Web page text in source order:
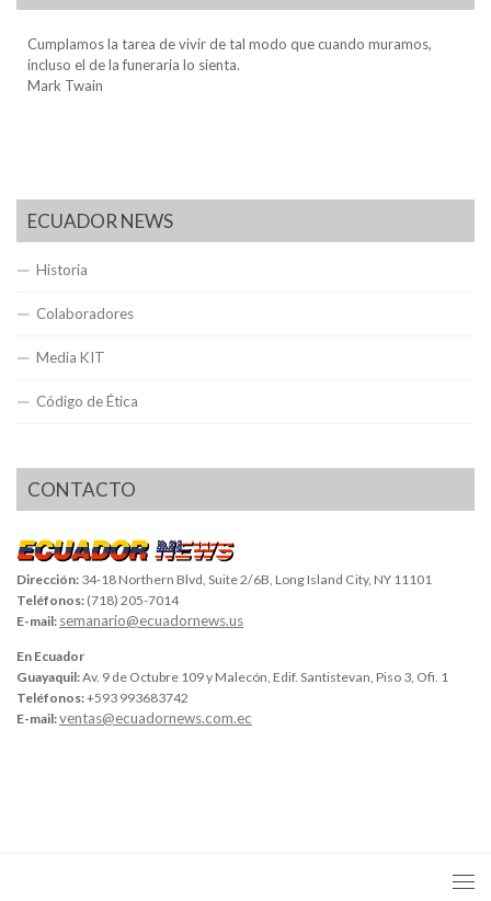
Cumplamos la tarea de vivir de tal modo que cuando muramos,
incluso el de la funeraria lo sienta.
Mark Twain
ECUADOR NEWS
Historia
Colaboradores
Media KIT
Código de Ética
CONTACTO
Dirección: 34-18 Northern Blvd, Suite 2/6B, Long Island City, NY 11101
Teléfonos: (718) 205-7014
E-mail: semanario@ecuadornews.us
En Ecuador
Guayaquil:Av. 9 de Octubre 109 y Malecón, Edif. Santistevan, Piso 3, Ofi. 1
Teléfonos:+593 993683742
E-mail:ventas@ecuadornews.com.ec